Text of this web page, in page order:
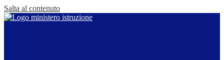
Salta al contenuto